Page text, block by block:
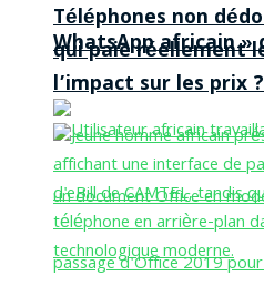
WhatsApp africain »
Téléphones non
qui paie réellement
l’impact sur les prix ?